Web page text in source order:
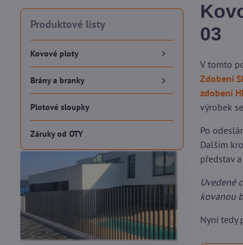
03
V tomto
Zdobení
zdobení
výrobek
Po
Dalším
představ
Uvedené
kovanou
Nyní tedy
Produktové listy
Kovové ploty
Brány a branky
Plotové sloupky
Záruky od OTY